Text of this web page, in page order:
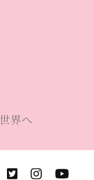
界へ